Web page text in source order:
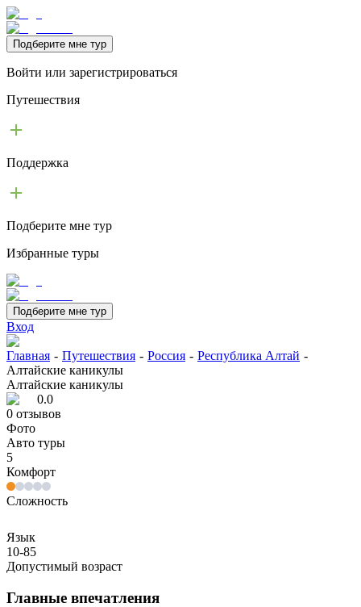
Подберите мне тур
Войти или зарегистрироваться
Путешествия
Поддержка
Подберите мне тур
Избранные туры
Подберите мне тур
Вход
Главная - Путешествия - Россия - Республика Алтай -
Алтайские каникулы
Алтайские каникулы
0.0
0 отзывов
Фото
Авто туры
5
Комфорт
Сложность
Язык
10-85
Допустимый возраст
Главные впечатления